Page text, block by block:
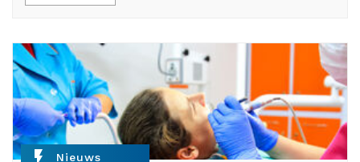
flash_on Nieuws